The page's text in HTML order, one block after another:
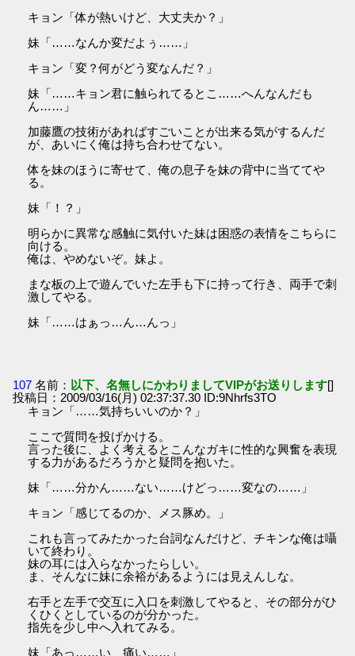
キョン「体が熱いけど、大丈夫か？」
妹「……なんか変だよぅ……」
キョン「変？何がどう変なんだ？」
妹「……キョン君に触られてるとこ……へんなんだも
ん……」
加藤鷹の技術があればすごいことが出来る気がするんだ
が、あいにく俺は持ち合わせてない。
体を妹のほうに寄せて、俺の息子を妹の背中に当ててや
る。
妹「！？」
明らかに異常な感触に気付いた妹は困惑の表情をこちらに
向ける。
俺は、やめないぞ。妹よ。
まな板の上で遊んでいた左手も下に持って行き、両手で刺
激してやる。
妹「……はぁっ…ん…んっ」
107 名前： 以下、名無しにかわりましてVIPがお送りします[]
投稿日：2009/03/16(月) 02:37:37.30 ID:9Nhrfs3TO
キョン「……気持ちいいのか？」
ここで質問を投げかける。
言った後に、よく考えるとこんなガキに性的な興奮を表現
する力があるだろうかと疑問を抱いた。
妹「……分かん……ない……けどっ……変なの……」
キョン「感じてるのか、メス豚め。」
これも言ってみたかった台詞なんだけど、チキンな俺は囁
いて終わり。
妹の耳には入らなかったらしい。
ま、そんなに妹に余裕があるようには見えんしな。
右手と左手で交互に入口を刺激してやると、その部分がひ
くひくとしているのが分かった。
指先を少し中へ入れてみる。
妹「あっ……い、痛い……」